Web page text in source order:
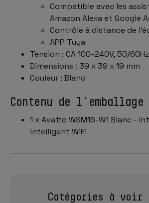
Compatible avec les
Amazon Alexa et Google
Contrôle à distance de
APP Tuya
Tension : CA 100-240V, 50/60Hz
Dimensions : 39 x 39 x 19 mm
Couleur : Blanc
Contenu de l’emballage
1 x Avatto WSM16-W1 Blanc -
intelligent WiFi
Catégories à voir